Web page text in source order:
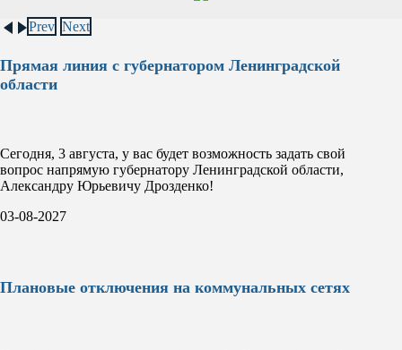
Prev Next
Прямая линия с губернатором Ленинградской
области
Сегодня, 3 августа, у вас будет возможность задать свой
вопрос напрямую губернатору Ленинградской области,
Александру Юрьевичу Дрозденко!
03-08-2027
Плановые отключения на коммунальных сетях